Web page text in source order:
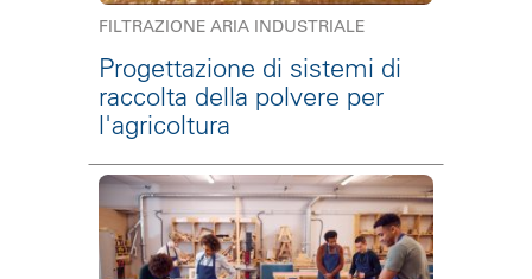
FILTRAZIONE ARIA INDUSTRIALE
Progettazione di sistemi di
raccolta della polvere per
l'agricoltura